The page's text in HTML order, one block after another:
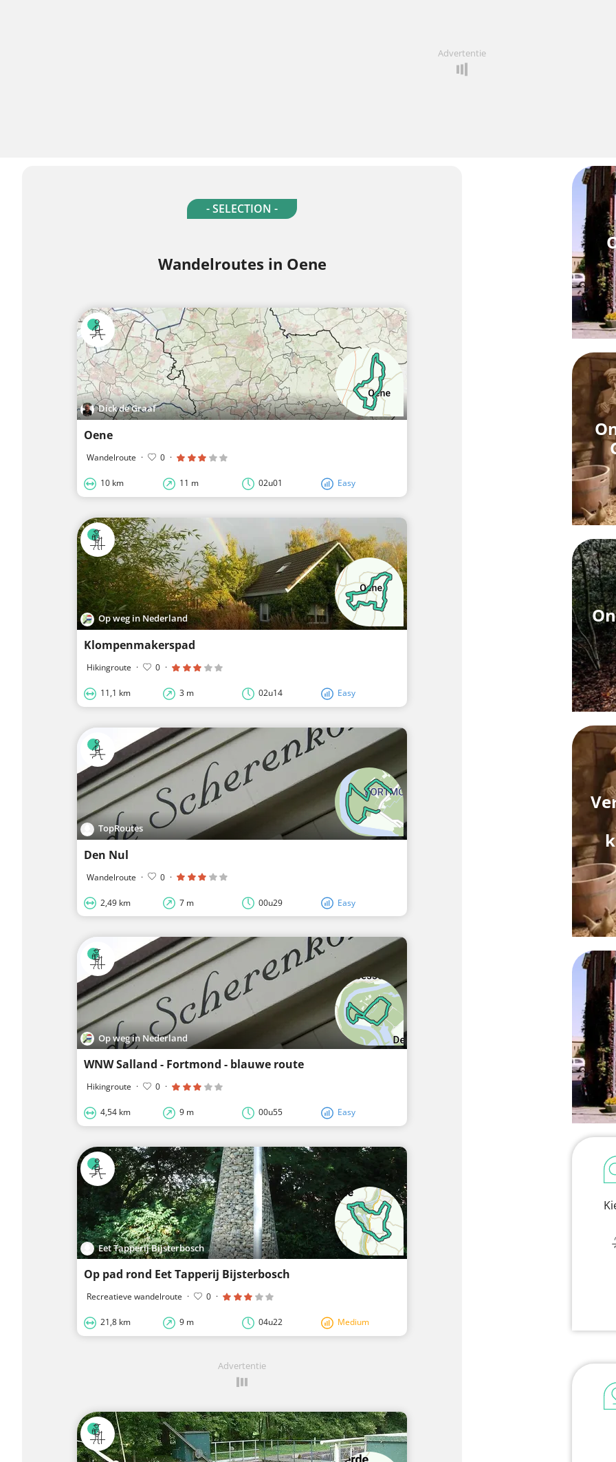
Advertentie
- SELECTION -
Wandelroutes in Oene
Dick de Graaf
Oene
Wandelroute · 0 ·
10 km 11 m 02u01 Easy
Op weg in Nederland
Klompenmakerspad
Hikingroute · 0 ·
11,1 km 3 m 02u14 Easy
TopRoutes
Den Nul
Wandelroute · 0 ·
2,49 km 7 m 00u29 Easy
Op weg in Nederland
WNW Salland - Fortmond - blauwe route
Hikingroute · 0 ·
4,54 km 9 m 00u55 Easy
Eet Tapperij Bijsterbosch
Op pad rond Eet Tapperij Bijsterbosch
Recreatieve wandelroute · 0 ·
21,8 km 9 m 04u22 Medium
Advertentie